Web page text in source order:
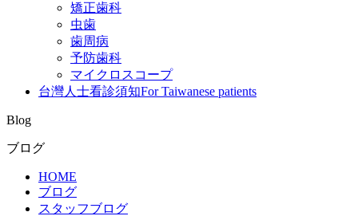
矯正歯科
虫歯
歯周病
予防歯科
マイクロスコープ
台灣人士看診須知For Taiwanese patients
Blog
ブログ
HOME
ブログ
スタッフブログ